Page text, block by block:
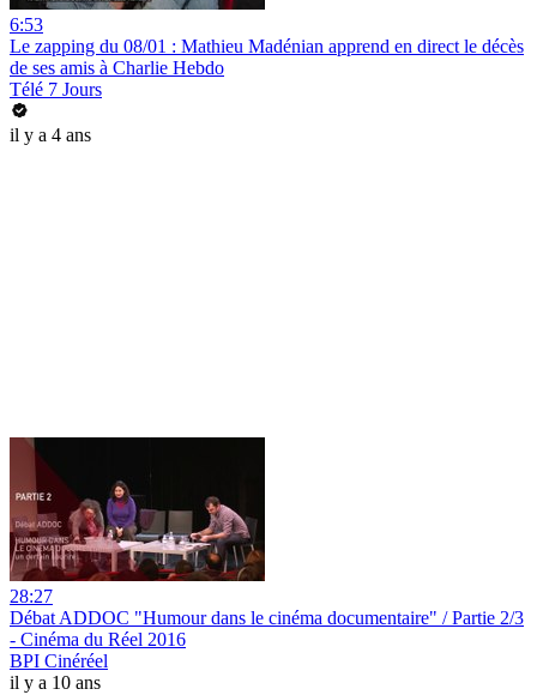
6:53
Le zapping du 08/01 : Mathieu Madénian apprend en direct le décès
de ses amis à Charlie Hebdo
Télé 7 Jours
il y a 4 ans
28:27
Débat ADDOC "Humour dans le cinéma documentaire" / Partie 2/3
- Cinéma du Réel 2016
BPI Cinéréel
il y a 10 ans